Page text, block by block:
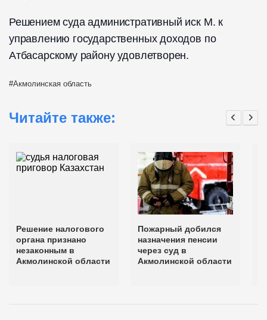
Решением суда административный иск М. к
управлению государственных доходов по
Атбасарскому району удовлетворен.
Акмолинская область
Читайте также:
Решение налогового
органа признано
незаконным в
Акмолинской области
Пожарный добился
назначения пенсии
через суд в
Акмолинской области